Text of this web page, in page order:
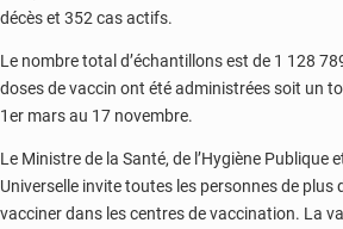
décès et 352 cas actifs.
Le nombre total d’échantillons est de 1 128
doses de vaccin ont été administrées soit un
1er mars au 17 novembre.
Le Ministre de la Santé, de l’Hygiène Publique
Universelle invite toutes les personnes de plus
vacciner dans les centres de vaccination. La